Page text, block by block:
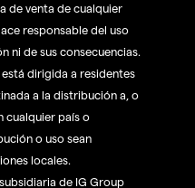
de venta de cualquier
responsable del uso
ni de sus consecuencias.
dirigida a residentes
a la distribución a, o
cualquier país o
o uso sean
locales.
de IG Group